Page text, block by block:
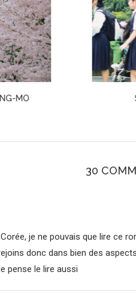
SHOKO’S SMILE
30
je ne pouvais que lire ce
donc dans bien des
pense le lire aussi